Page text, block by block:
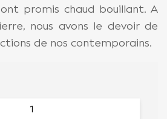
promis chaud bouillant. A
nous avons le devoir de
de nos contemporains.